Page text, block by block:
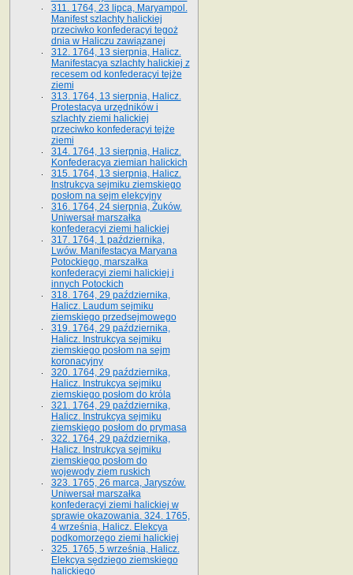
311. 1764, 23 lipca, Maryampol.
Manifest szlachty halickiej
przeciwko konfederacyi tegoż
dnia w Haliczu zawiązanej
312. 1764, 13 sierpnia, Halicz.
Manifestacya szlachty halickiej z
recesem od konfederacyi tejże
ziemi
313. 1764, 13 sierpnia, Halicz.
Protestacya urzędników i
szlachty ziemi halickiej
przeciwko konfederacyi tejże
ziemi
314. 1764, 13 sierpnia, Halicz.
Konfederacya ziemian halickich
315. 1764, 13 sierpnia, Halicz.
Instrukcya sejmiku ziemskiego
posłom na sejm elekcyjny
316. 1764, 24 sierpnia, Żuków.
Uniwersał marszałka
konfederacyi ziemi halickiej
317. 1764, 1 października,
Lwów. Manifestacya Maryana
Potockiego, marszałka
konfederacyi ziemi halickiej i
innych Potockich
318. 1764, 29 października,
Halicz. Laudum sejmiku
ziemskiego przedsejmowego
319. 1764, 29 października,
Halicz. Instrukcya sejmiku
ziemskiego posłom na sejm
koronacyjny
320. 1764, 29 października,
Halicz. Instrukcya sejmiku
ziemskiego posłom do króla
321. 1764, 29 października,
Halicz. Instrukcya sejmiku
ziemskiego posłom do prymasa
322. 1764, 29 października,
Halicz. Instrukcya sejmiku
ziemskiego posłom do
wojewody ziem ruskich
323. 1765, 26 marca, Jaryszów.
Uniwersał marszałka
konfederacyi ziemi halickiej w
sprawie okazowania. 324. 1765,
4 września, Halicz. Elekcya
podkomorzego ziemi halickiej
325. 1765, 5 września, Halicz.
Elekcya sędziego ziemskiego
halickiego